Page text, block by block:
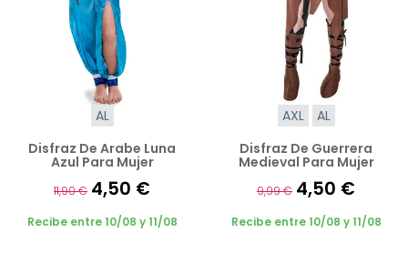
AL
Disfraz De Arabe Luna
Azul Para Mujer
11,90 € 4,50 €
Recibe entre 10/08 y 11/08
AXL
AL
Disfraz De Guerrera
Medieval Para Mujer
9,99 € 4,50 €
Recibe entre 10/08 y 11/08